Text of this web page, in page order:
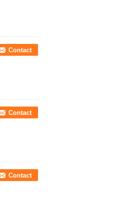
Contact
Contact
Contact